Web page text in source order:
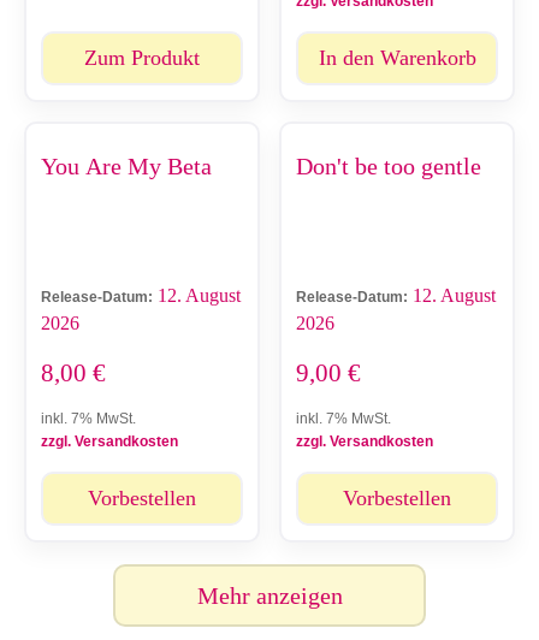
Zum Produkt In den Warenkorb
You Are My Beta
Release-Datum: 12. August
2026
8,00 €
inkl. 7% MwSt.
zzgl. Versandkosten
Vorbestellen
Don't be too gentle
Release-Datum: 12. August
2026
9,00 €
inkl. 7% MwSt.
zzgl. Versandkosten
Vorbestellen
Mehr anzeigen